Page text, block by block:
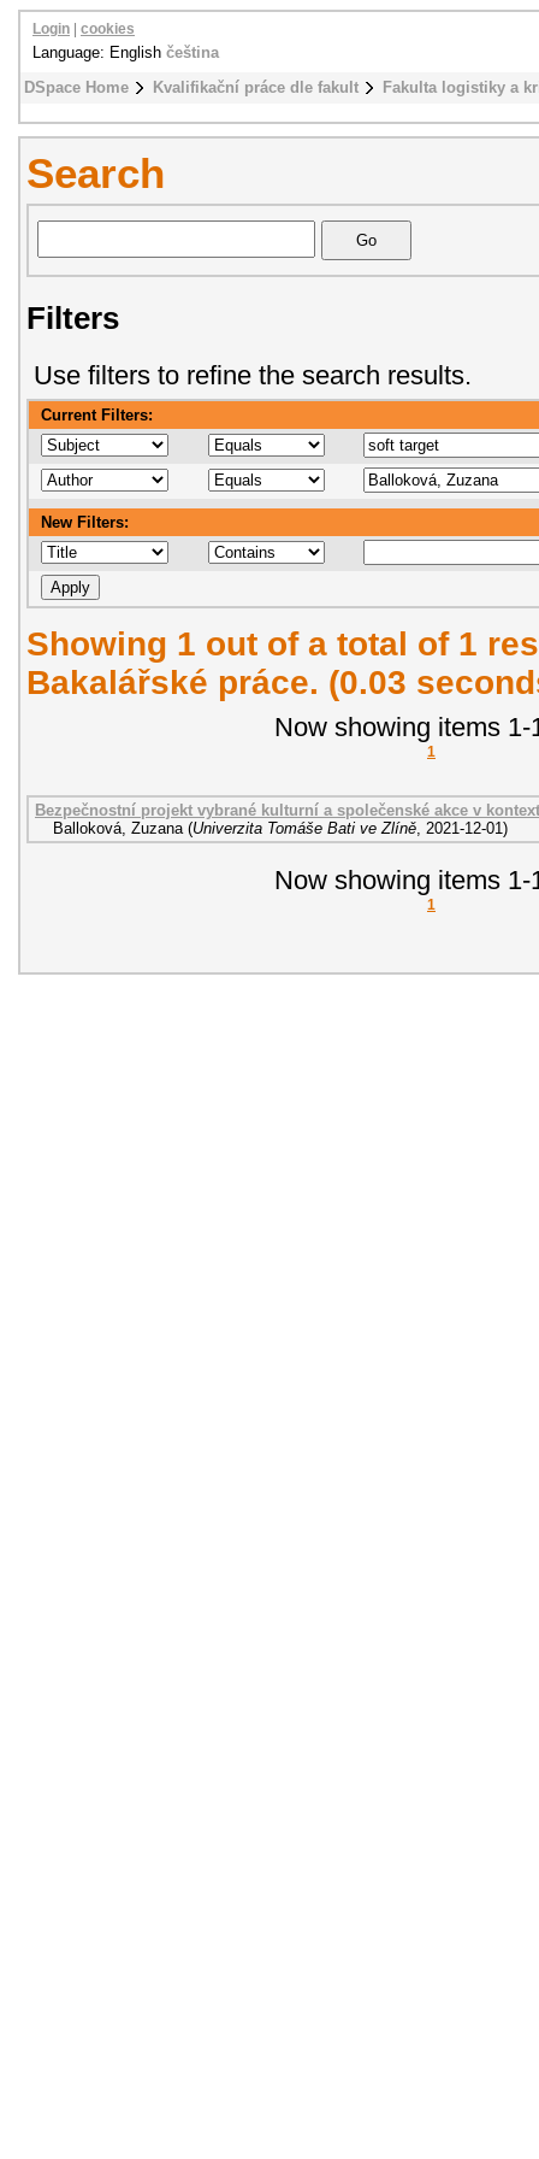
DSpace Home Kvalifikační práce dle fakult Fakulta logistiky a
Login cookies
Language: English čeština
Search
Filters
Use filters to refine the search results.
Current Filters:
New Filters:
Showing 1 out of a total of 1
Bakalářské práce. (0.03
Now showing items 1-
1
Bezpečnostní projekt vybrané kulturní a společenské akce v
Balloková, Zuzana (Univerzita Tomáše Bati ve Zlíně, 2021-12-01)
Now showing items 1-
1